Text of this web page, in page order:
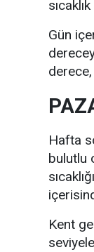
Gün
Hafta
bulutlu
Kent